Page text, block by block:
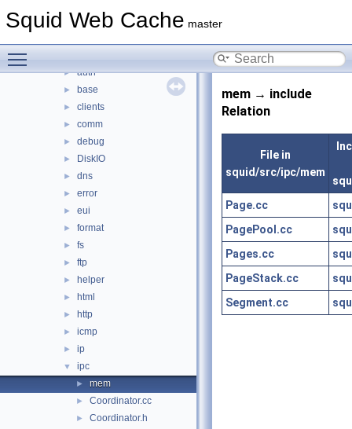
Squid Web Cache master
► acl
► auth
► base
► clients
► comm
► debug
► DiskIO
► dns
► error
► eui
► format
► fs
► ftp
► helper
► html
► http
► icmp
► ip
▼ ipc
► mem
► Coordinator.cc
►
Coordinator.h
mem → include
Relation
File in
squid/src/ipc/mem
Page.cc
PagePool.cc
Pages.cc
PageStack.cc
Segment.cc